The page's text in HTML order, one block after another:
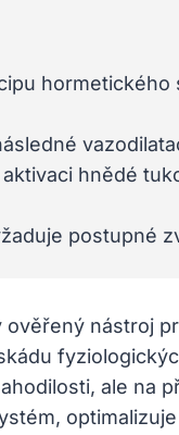
hnědé
postupné
nástroj
ale na